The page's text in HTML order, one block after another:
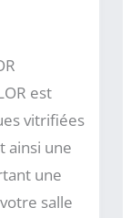
est
vitrifiées
ainsi une
une
salle